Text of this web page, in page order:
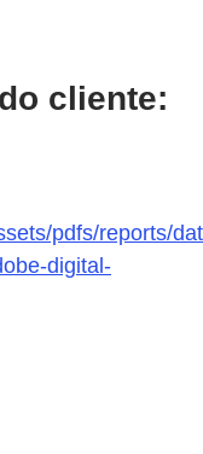
cliente:
pdfs/reports/dat
digital-